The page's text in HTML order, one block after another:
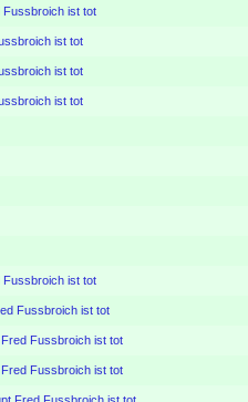
Fussbroich ist tot
ist tot
ist tot
ist tot
Fussbroich ist tot
Fussbroich ist tot
Fussbroich ist tot
Fussbroich ist tot